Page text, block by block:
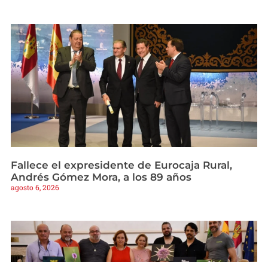
Fallece el expresidente de Eurocaja Rural,
Andrés Gómez Mora, a los 89 años
agosto 6, 2026